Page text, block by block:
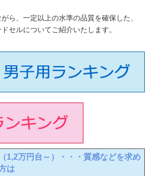
ら、一定以上の水準の品質を確保した、
セルについてご紹介いたします。
1,2万円台～）・・・質感などを求め
は